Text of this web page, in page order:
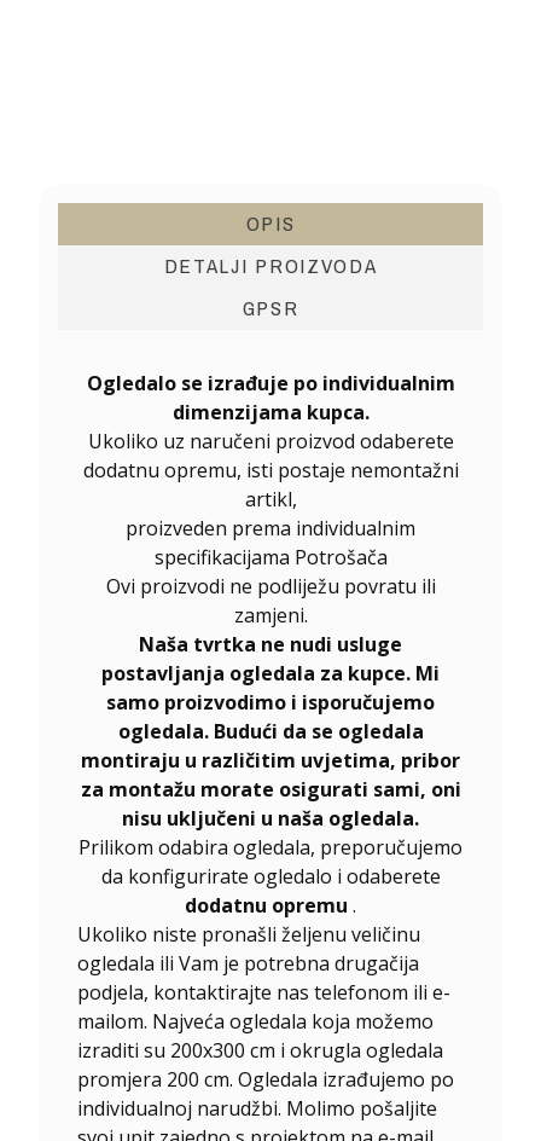
OPIS
DETALJI PROIZVODA
GPSR
Ogledalo se izrađuje po individualnim
dimenzijama kupca.
Ukoliko uz naručeni proizvod odaberete
dodatnu opremu, isti postaje nemontažni
artikl,
proizveden prema individualnim
specifikacijama Potrošača
Ovi proizvodi ne podliježu povratu ili
zamjeni.
Naša tvrtka ne nudi usluge
postavljanja ogledala za kupce. Mi
samo proizvodimo i isporučujemo
ogledala. Budući da se ogledala
montiraju u različitim uvjetima, pribor
za montažu morate osigurati sami, oni
nisu uključeni u naša ogledala.
Prilikom odabira ogledala, preporučujemo
da konfigurirate ogledalo i odaberete
dodatnu opremu .
Ukoliko niste pronašli željenu veličinu
ogledala ili Vam je potrebna drugačija
podjela, kontaktirajte nas telefonom ili e-
mailom. Najveća ogledala koja možemo
izraditi su 200x300 cm i okrugla ogledala
promjera 200 cm. Ogledala izrađujemo po
individualnoj narudžbi. Molimo pošaljite